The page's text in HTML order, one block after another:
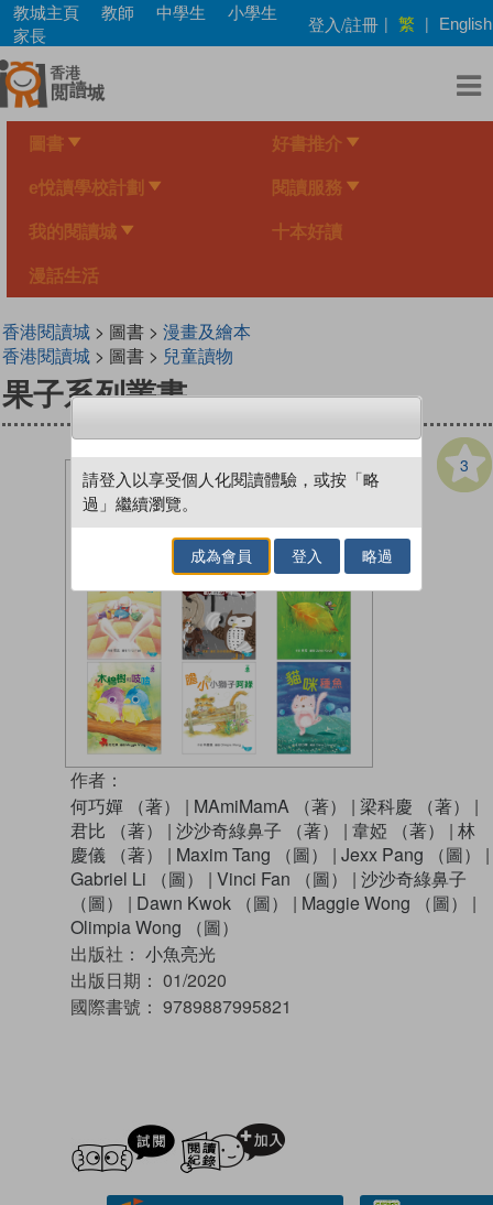
Skip
main
content
教城主頁 教師 中學生
小學生
家長
登入/註冊 | 繁 | English
圖書 好書推介
e悅讀學校計劃 閱讀服務
我的閱讀城 十本好讀
漫話生活
香港閱讀城> 圖書 > 漫畫及繪本
香港閱讀城> 圖書 > 兒童讀物
果子系列叢書
3
作者：
何巧嬋 （著）
| MAmiMamA （著） | 梁科慶 （著）
|
君比 （著）
| 沙沙奇綠鼻子 （著） | 韋婭 （著） | 林
慶儀 （著）
| Maxim Tang （圖） | Jexx Pang （圖）
|
Gabriel Li （圖）
| Vinci Fan （圖） | 沙沙奇綠鼻子
（圖）
| Dawn Kwok （圖） | Maggie Wong （圖）
|
Olimpia Wong （圖）
出版社： 小魚亮光
出版日期： 01/2020
國際書號： 9789887995821
試閲
請登入以享受個人化閱讀體驗，或按「略
過」繼續瀏覽。
成為會員 登入 略過